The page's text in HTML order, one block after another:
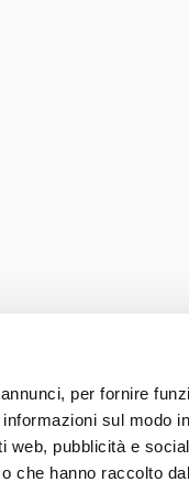
per fornire
sul modo
pubblicità e
che hanno raccolto